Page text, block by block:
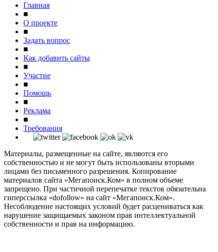
Главная
■
О проекте
■
Задать вопрос
■
Как добавить сайты
■
Участие
■
Помощь
■
Реклама
■
Требования
Материалы, размещенные на сайте, являются его
собственностью и не могут быть использованы вторыми
лицами без письменного разрешения. Копирование
материалов сайта «Мегапоиск.Ком» в полном объеме
запрещено. При частичной перепечатке текстов обязательна
гиперссылка «dofollow» на сайт «Мегапоиск.Ком».
Несоблюдение настоящих условий будет расцениваться как
нарушение защищаемых законом прав интеллектуальной
собственности и прав на информацию.